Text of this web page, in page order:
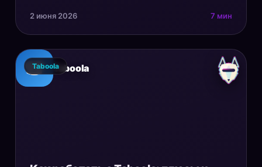
2 июня 2026 7 мин
Taboola
Taboola